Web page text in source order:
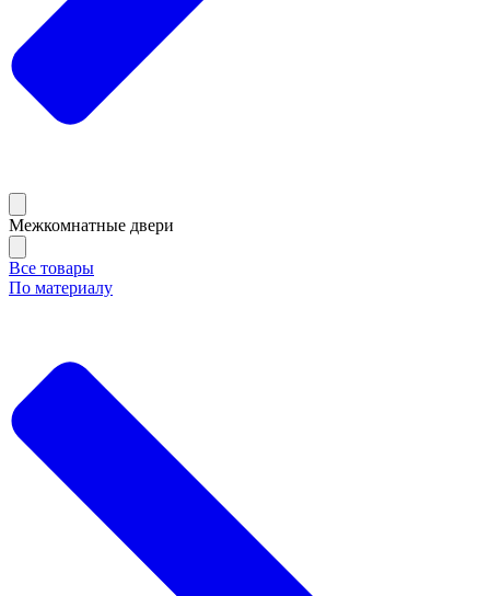
Межкомнатные двери
Все товары
По материалу